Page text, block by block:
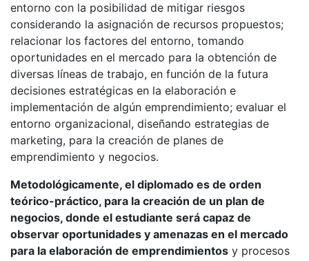
entorno con la posibilidad de mitigar riesgos
considerando la asignación de recursos propuestos;
relacionar los factores del entorno, tomando
oportunidades en el mercado para la obtención de
diversas líneas de trabajo, en función de la futura
decisiones estratégicas en la elaboración e
implementación de algún emprendimiento; evaluar el
entorno organizacional, diseñando estrategias de
marketing, para la creación de planes de
emprendimiento y negocios.
Metodológicamente, el diplomado es de orden
teórico-práctico, para la creación de un plan de
negocios, donde el estudiante será capaz de
observar oportunidades y amenazas en el mercado
para la elaboración de emprendimientos y procesos